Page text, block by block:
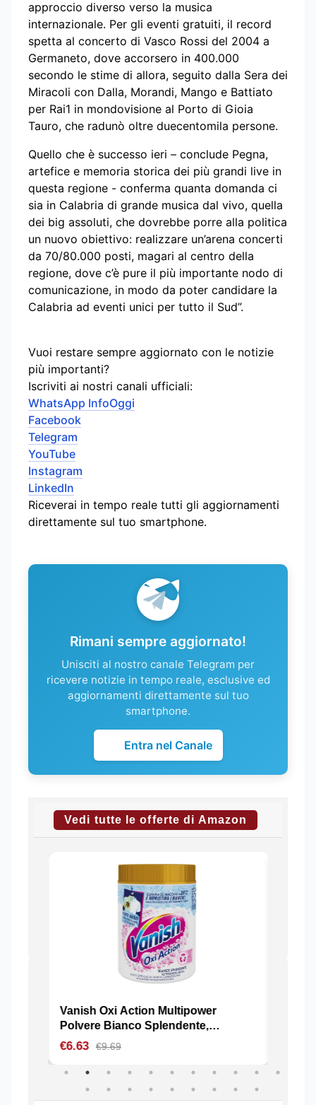
approccio diverso verso la musica
internazionale. Per gli eventi gratuiti, il record
spetta al concerto di Vasco Rossi del 2004 a
Germaneto, dove accorsero in 400.000
secondo le stime di allora, seguito dalla Sera dei
Miracoli con Dalla, Morandi, Mango e Battiato
per Rai1 in mondovisione al Porto di Gioia
Tauro, che radunò oltre duecentomila persone.
Quello che è successo ieri – conclude Pegna,
artefice e memoria storica dei più grandi live in
questa regione - conferma quanta domanda ci
sia in Calabria di grande musica dal vivo, quella
dei big assoluti, che dovrebbe porre alla politica
un nuovo obiettivo: realizzare un’arena concerti
da 70/80.000 posti, magari al centro della
regione, dove c’è pure il più importante nodo di
comunicazione, in modo da poter candidare la
Calabria ad eventi unici per tutto il Sud”.
Vuoi restare sempre aggiornato con le notizie
più importanti?
Iscriviti ai nostri canali ufficiali:
WhatsApp InfoOggi
Facebook
Telegram
YouTube
Instagram
LinkedIn
Riceverai in tempo reale tutti gli aggiornamenti
direttamente sul tuo smartphone.
Rimani sempre aggiornato!
Unisciti al nostro canale Telegram per
ricevere notizie in tempo reale, esclusive ed
aggiornamenti direttamente sul tuo
smartphone.
Entra nel Canale